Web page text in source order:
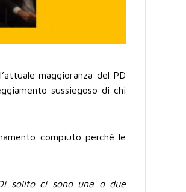
maggioranza del PD
sussiegoso di chi
compiuto perché le
solito ci sono una o due